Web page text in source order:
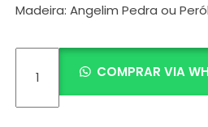
Madeira: Angelim Pedra ou
COMPRAR VIA